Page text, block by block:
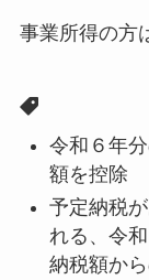
事業所得の方
令和６年
額を控除
予定納税
れる、令
納税額か